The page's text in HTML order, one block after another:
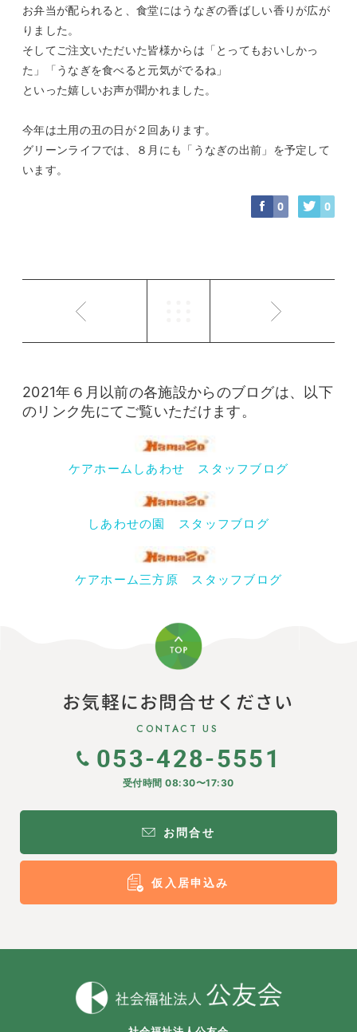
お弁当が配られると、食堂にはうなぎの香ばしい香りが広が
りました。
そしてご注文いただいた皆様からは「とってもおいしかっ
た」「うなぎを食べると元気がでるね」
といった嬉しいお声が聞かれました。
今年は土用の丑の日が２回あります。
グリーンライフでは、８月にも「うなぎの出前」を予定して
います。
0 0
2021年６月以前の各施設からのブログは、以下
のリンク先にてご覧いただけます。
ケアホームしあわせ スタッフブログ
しあわせの園 スタッフブログ
ケアホーム三方原 スタッフブログ
お気軽にお問合せください
CONTACT US
053-428-5551
受付時間 08:30〜17:30
お問合せ
仮入居申込み